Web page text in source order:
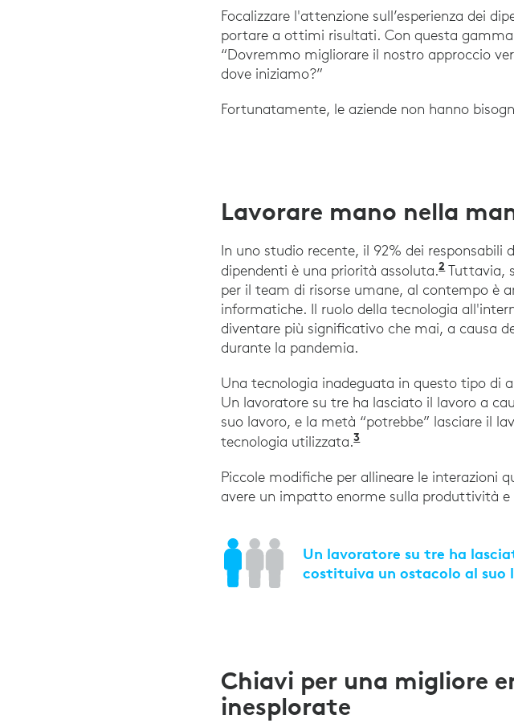
Focalizzare l'attenzione sull’esperienza dei
portare a ottimi risultati. Con questa
“Dovremmo migliorare il nostro approccio
dove iniziamo?”
Fortunatamente, le aziende non hanno
Lavorare mano nella
In uno studio recente, il 92% dei responsabili
dipendenti è una priorità assoluta.2Tuttavia,
per il team di risorse umane, al contempo è
informatiche. Il ruolo della tecnologia
diventare più significativo che mai, a causa
durante la pandemia.
Una tecnologia inadeguata in questo tipo di
Un lavoratore su tre ha lasciato il lavoro a
suo lavoro, e la metà “potrebbe” lasciare il
tecnologia utilizzata.3“The 2021 State of
Piccole modifiche per allineare le interazioni
avere un impatto enorme sulla produttività e
Un lavoratore su tre ha
costituiva un ostacolo al suo
Chiavi per una migliore
inesplorate